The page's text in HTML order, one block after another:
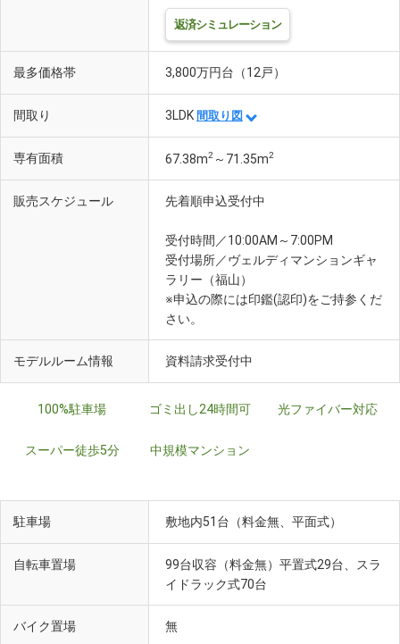
返済シミュレーション
最多価格帯 3,800万円台（12戸）
間取り 3LDK 間取り図
専有面積 67.38m2 ～71.35m2
販売スケジュール 先着順申込受付中
受付時間／10:00AM～7:00PM
受付場所／ヴェルディマンションギャ
ラリー（福山）
※申込の際には印鑑(認印)をご持参くだ
さい。
モデルルーム情報 資料請求受付中
100%駐車場 ゴミ出し24時間可 光ファイバー対応
スーパー徒歩5分 中規模マンション
駐車場 敷地内51台（料金無、平面式）
自転車置場
99台収容（料金無）平置式29台、スラ
イドラック式70台
バイク置場 無